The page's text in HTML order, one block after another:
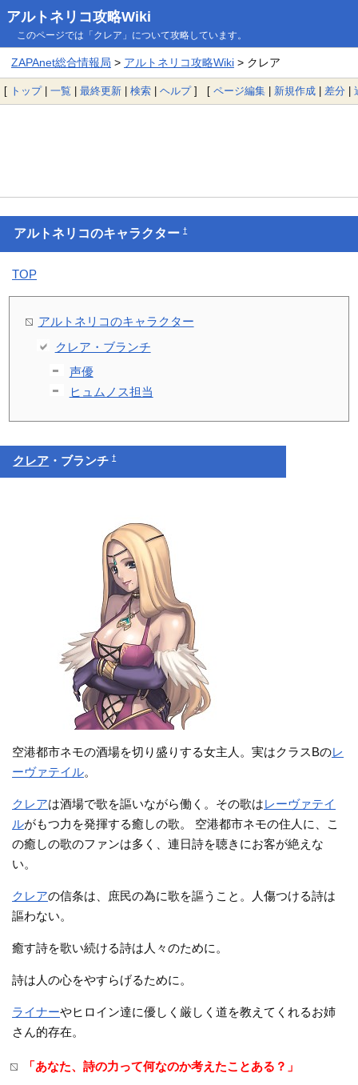
アルトネリコ攻略Wiki
このページでは「クレア」について攻略しています。
ZAPAnet総合情報局 > アルトネリコ攻略Wiki> クレア
[ トップ| 一覧 | 最終更新 | 検索 | ヘルプ] [ ページ編集 | 新規作成 | 差分 |
アルトネリコのキャラクター†
TOP
アルトネリコのキャラクター
クレア・ブランチ
声優
ヒュムノス担当
クレア ・ブランチ†
空港都市ネモの酒場を切り盛りする女主人。実はクラスBのレ
ーヴァテイル。
クレアは酒場で歌を謳いながら働く。その歌はレーヴァテイ
ルがもつ力を発揮する癒しの歌。 空港都市ネモの住人に、こ
の癒しの歌のファンは多く、連日詩を聴きにお客が絶えな
い。
クレアの信条は、庶民の為に歌を謳うこと。人傷つける詩は
謳わない。
癒す詩を歌い続ける詩は人々のために。
詩は人の心をやすらげるために。
ライナーやヒロイン達に優しく厳しく道を教えてくれるお姉
さん的存在。
「あなた、詩の力って何なのか考えたことある？」